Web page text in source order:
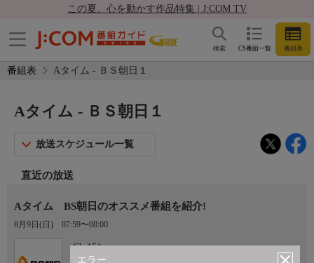
この夏、心を動かす作品特集 | J:COM TV
CS番組一覧 番組表
検索
番組表 Aタイム - ＢＳ朝日１
エラー
Aタイム - ＢＳ朝日１
放送スケジュール一覧
直近の放送
Aタイム BS朝日のオススメ番組を紹介!
8月9日(日) 07:59〜08:00
Ch.151
ＢＳ朝日１